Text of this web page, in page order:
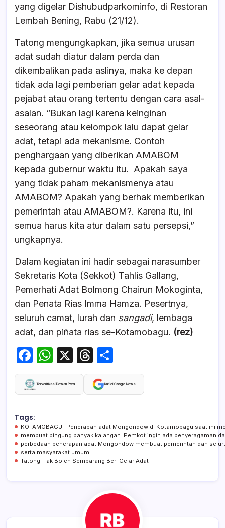
yang digelar Dishubudparkominfo, di Restoran
Lembah Bening, Rabu (21/12).
Tatong mengungkapkan, jika semua urusan
adat sudah diatur dalam perda dan
dikembalikan pada aslinya, maka ke depan
tidak ada lagi pemberian gelar adat kepada
pejabat atau orang tertentu dengan cara asal-
asalan. “Bukan lagi karena keinginan
seseorang atau kelompok lalu dapat gelar
adat, tetapi ada mekanisme. Contoh
penghargaan yang diberikan AMABOM
kepada gubernur waktu itu. Apakah saya
yang tidak paham mekanismenya atau
AMABOM? Apakah yang berhak memberikan
pemerintah atau AMABOM?. Karena itu, ini
semua harus kita atur dalam satu persepsi,”
ungkapnya.
Dalam kegiatan ini hadir sebagai narasumber
Sekretaris Kota (Sekkot) Tahlis Gallang,
Pemerhati Adat Bolmong Chairun Mokoginta,
dan Penata Rias Imma Hamza. Pesertnya,
seluruh camat, lurah dan sangadi, lembaga
adat, dan piñata rias se-Kotamobagu. (rez)
F
a
c
b
o
o
k
W
h
at
A
p
p
X
T
hr
e
s
h
ar
Terverifikasi Dewan Pers Ikuti di Google News
Tags:
KOTAMOBAGU- Penerapan adat Mongondow di Kotamobagu saat ini
membuat bingung banyak kalangan. Pemkot ingin ada penyeragaman
perbedaan penerapan adat Mongondow membuat pemerintah dan
serta masyarakat umum
Tatong: Tak Boleh Sembarang Beri Gelar Adat